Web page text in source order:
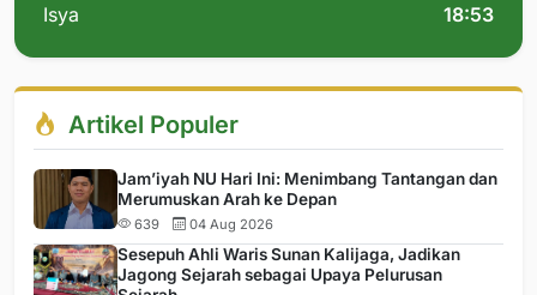
Isya
18:53
Artikel Populer
Jam’iyah NU Hari Ini: Menimbang Tantangan dan
Merumuskan Arah ke Depan
639 04 Aug 2026
Sesepuh Ahli Waris Sunan Kalijaga, Jadikan
Jagong Sejarah sebagai Upaya Pelurusan